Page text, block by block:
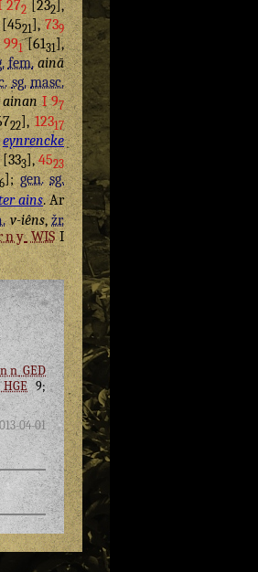
272[232],
21],739
991[6131],
fem. ainā
sg. masc.
ainan I 97
22],12317
eynrencke
3],4523
];gen. sg.
ains. Ar
v-iêns,žr.
WISI
GED
9;
04-01